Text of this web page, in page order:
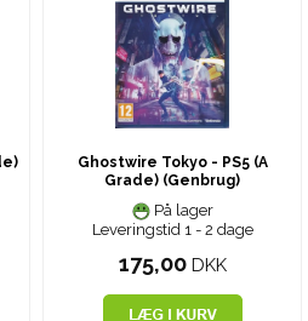
Ghostwire Tokyo - PS5 (A
Grade) (Genbrug)
På lager
Leveringstid 1 - 2 dage
175,00 DKK